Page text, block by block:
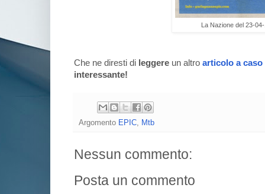
La Nazione del 23-
Che ne diresti di leggere un altro articolo a caso
interessante!
Argomento EPIC, Mtb
Nessun commento:
Posta un commento